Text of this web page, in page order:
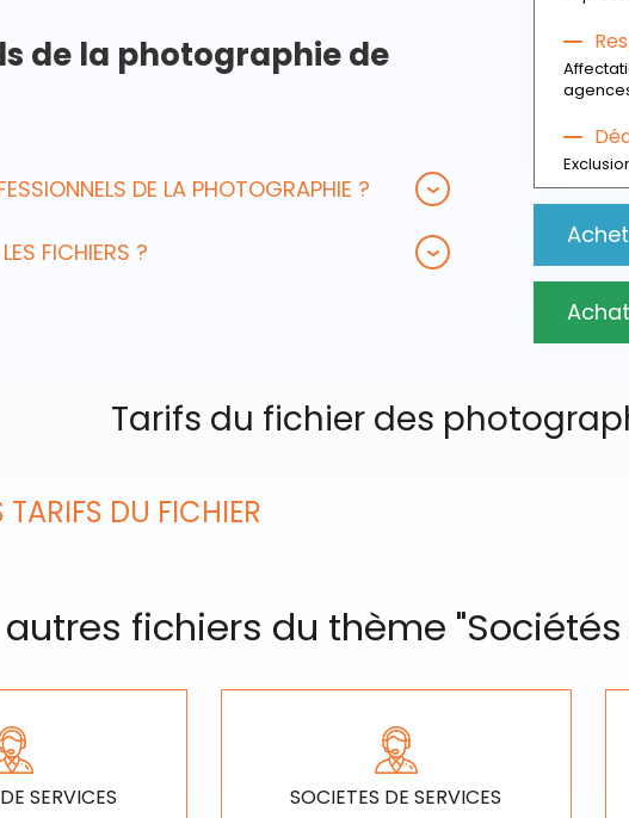
de la photographie de
DE LA PHOTOGRAPHIE ?
FICHIERS ?
Tarifs du fichier des
TARIFS DU FICHIER
autres fichiers du thème
SERVICES SOCIETES DE SERVICES